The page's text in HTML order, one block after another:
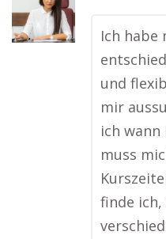
Ich habe
und
mir
ich
muss
finde ich,